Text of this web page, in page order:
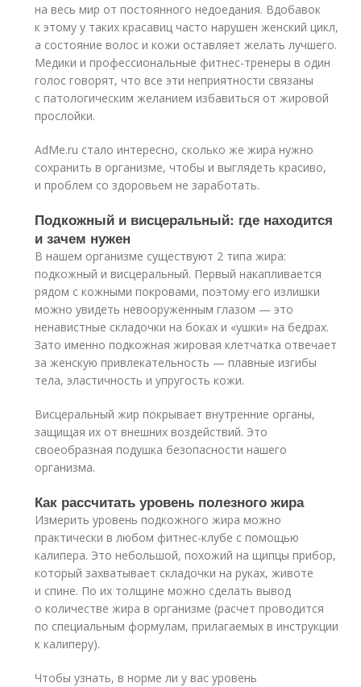
на весь мир от постоянного недоедания. Вдобавок
к этому у таких красавиц часто нарушен женский цикл,
а состояние волос и кожи оставляет желать лучшего.
Медики и профессиональные фитнес-тренеры в один
голос говорят, что все эти неприятности связаны
с патологическим желанием избавиться от жировой
прослойки.
AdMe.ru стало интересно, сколько же жира нужно
сохранить в организме, чтобы и выглядеть красиво,
и проблем со здоровьем не заработать.
Подкожный и висцеральный: где находится
и зачем нужен
В нашем организме существуют 2 типа жира:
подкожный и висцеральный. Первый накапливается
рядом с кожными покровами, поэтому его излишки
можно увидеть невооруженным глазом — это
ненавистные складочки на боках и «ушки» на бедрах.
Зато именно подкожная жировая клетчатка отвечает
за женскую привлекательность — плавные изгибы
тела, эластичность и упругость кожи.
Висцеральный жир покрывает внутренние органы,
защищая их от внешних воздействий. Это
своеобразная подушка безопасности нашего
организма.
Как рассчитать уровень полезного жира
Измерить уровень подкожного жира можно
практически в любом фитнес-клубе с помощью
калипера. Это небольшой, похожий на щипцы прибор,
который захватывает складочки на руках, животе
и спине. По их толщине можно сделать вывод
о количестве жира в организме (расчет проводится
по специальным формулам, прилагаемых в инструкции
к калиперу).
Чтобы узнать, в норме ли у вас уровень